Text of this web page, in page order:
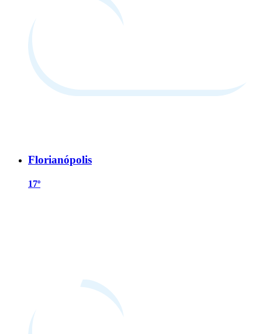
Florianópolis
17º